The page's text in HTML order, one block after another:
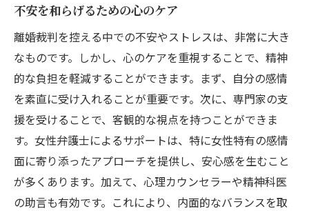
不安を和らげるための心のケア
離婚裁判を控える中での不安やストレスは、非常に大き
なものです。しかし、心のケアを重視することで、精神
的な負担を軽減することができます。まず、自分の感情
を素直に受け入れることが重要です。次に、専門家の支
援を受けることで、客観的な視点を持つことができま
す。女性弁護士によるサポートは、特に女性特有の感情
面に寄り添ったアプローチを提供し、安心感を生むこと
が多くあります。加えて、心理カウンセラーや精神科医
の助言も有効です。これにより、内面的なバランスを取